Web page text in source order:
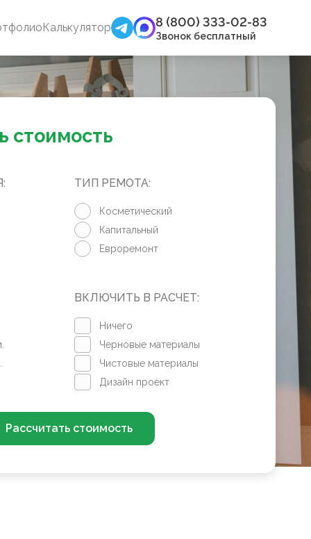
Калькулятор 8 (800) 333-02-83
Звонок бесплатный
стоимость
ТИП РЕМОТА:
Косметический
Капитальный
Евроремонт
ВКЛЮЧИТЬ В РАСЧЕТ:
Ничего
Черновые материалы
Чистовые материалы
Дизайн проект
Рассчитать стоимость